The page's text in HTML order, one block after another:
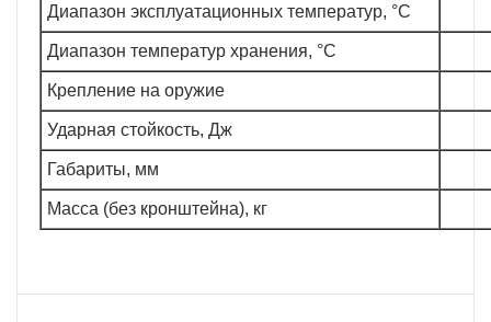
Диапазон эксплуатационных температур, °C
Диапазон температур хранения, °C
Крепление на оружие
Ударная стойкость, Дж
Габариты, мм
Масса (без кронштейна), кг